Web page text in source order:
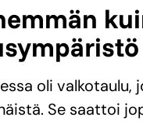
oli valkotaulu,
Se saattoi